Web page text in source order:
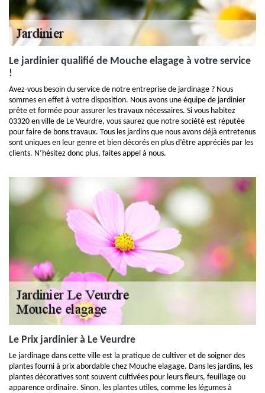
Le jardinier qualifié de Mouche elagage à votre service
!
Avez-vous besoin du service de notre entreprise de jardinage ? Nous
sommes en effet à votre disposition. Nous avons une équipe de jardinier
prête et formée pour assurer les travaux nécessaires. Si vous habitez
03320 en ville de Le Veurdre, vous saurez que notre société est réputée
pour faire de bons travaux. Tous les jardins que nous avons déjà entretenus
sont uniques en leur genre et bien décorés en plus d’être appréciés par les
clients. N’hésitez donc plus, faites appel à nous.
Le Prix jardinier à Le Veurdre
Le jardinage dans cette ville est la pratique de cultiver et de soigner des
plantes fourni à prix abordable chez Mouche elagage. Dans les jardins, les
plantes décoratives sont souvent cultivées pour leurs fleurs, feuillage ou
apparence ordinaire. Sinon, les plantes utiles, comme les légumes à